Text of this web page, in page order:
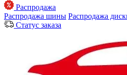
Распродажа
Распродажа шины Распродажа
Статус заказа